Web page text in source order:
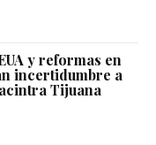
y reformas en
incertidumbre a
Tijuana